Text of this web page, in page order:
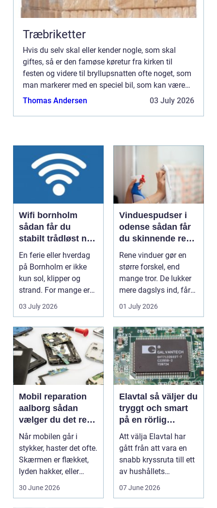
Træbriketter
Hvis du selv skal eller kender nogle, som skal
giftes, så er den famøse køretur fra kirken til
festen og videre til bryllupsnatten ofte noget, som
man markerer med en speciel bil, som kan være
mange forskellige ting. Man gid...
Thomas Andersen 03 July 2026
Wifi bornholm
sådan får du
stabilt trådløst net
på klippeøen
En ferie eller hverdag
på Bornholm er ikke
kun sol, klipper og
strand. For mange er
en stabil intern...
03 July 2026
Vinduespudser i
odense sådan får
du skinnende rene
ruder året rundt
Rene vinduer gør en
større forskel, end
mange tror. De lukker
mere dagslys ind, får
hjem og erhvervs...
01 July 2026
Mobil reparation
aalborg sådan
vælger du det rette
værksted
Når mobilen går i
stykker, haster det ofte.
Skærmen er flækket,
lyden hakker, eller
30 June 2026
Elavtal så väljer du
tryggt och smart
på en rörlig
elmarknad
Att välja Elavtal har
gått från att vara en
snabb kryssruta till ett
av hushållets
07 June 2026